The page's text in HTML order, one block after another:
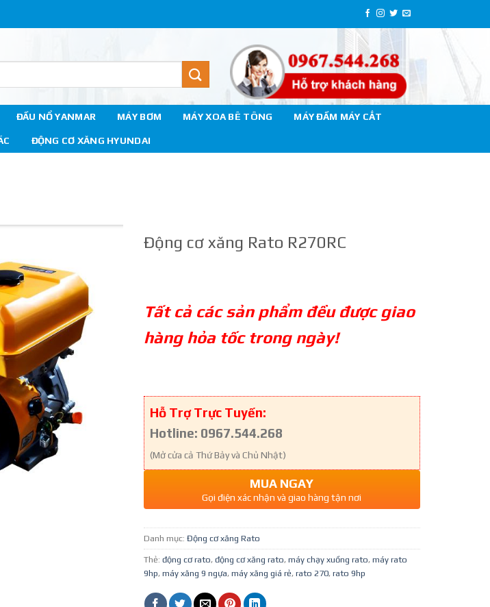
ĐẦU NỔ YANMAR MÁY BƠM MÁY XOA BÊ TÔNG MÁY ĐẦM MÁY CẮT
ĐỘNG CƠ XĂNG HYUNDAI
Động cơ xăng Rato R270RC
Tất cả các sản phẩm đều được giao
hàng hỏa tốc trong ngày!
Hỗ Trợ Trực Tuyến:
Hotline: 0967.544.268
(Mở cửa cả Thứ Bảy và Chủ Nhật)
MUA NGAY
Gọi điện xác nhận và giao hàng tận nơi
Danh mục: Động cơ xăng Rato
Thẻ: động cơ rato, động cơ xăng rato, máy chạy xuồng rato, máy rato
9hp, máy xăng 9 ngựa, máy xăng giá rẻ, rato 270, rato 9hp